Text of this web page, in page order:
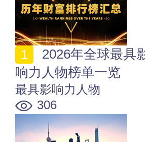
响力人物榜单一览
最具影响力人物
306